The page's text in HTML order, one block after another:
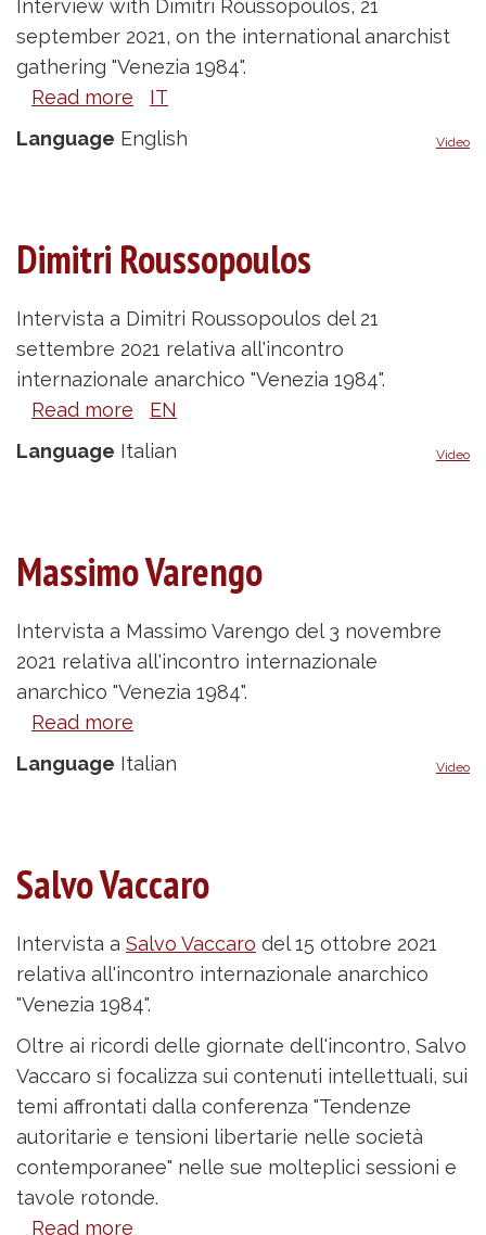
Interview with Dimitri Roussopoulos, 21
september 2021, on the international anarchist
gathering "Venezia 1984".
Read more about
Dimitri
IT
Video
Language English
Dimitri Roussopoulos
Intervista a Dimitri Roussopoulos del 21
settembre 2021 relativa all'incontro
internazionale anarchico "Venezia 1984".
Read more about
Dimitri
EN
Video
Language Italian
Massimo Varengo
Intervista a Massimo Varengo del 3 novembre
2021 relativa all'incontro internazionale
anarchico "Venezia 1984".
Read more
Massimo
Video
Language Italian
Salvo Vaccaro
Intervista a Salvo Vaccaro del 15 ottobre 2021
relativa all'incontro internazionale anarchico
"Venezia 1984".
Oltre ai ricordi delle giornate dell'incontro, Salvo
Vaccaro si focalizza sui contenuti intellettuali, sui
temi affrontati dalla conferenza "Tendenze
autoritarie e tensioni libertarie nelle società
contemporanee" nelle sue molteplici sessioni e
tavole rotonde.
Read more